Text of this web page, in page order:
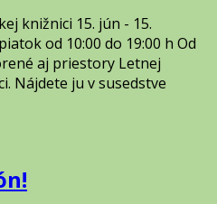
knižnici 15. jún - 15.
od 10:00 do 19:00 h Od
aj priestory Letnej
Nájdete ju v susedstve